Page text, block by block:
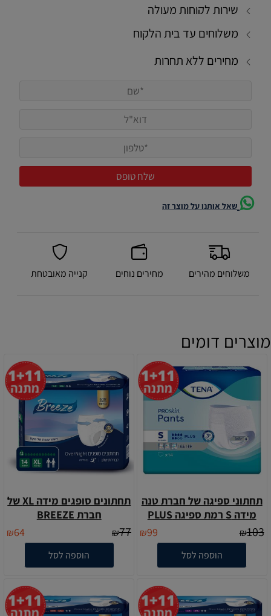
שירות לקוחות מעולה
משלוחים עד בית הלקוח
מחירים ללא תחרות
שאל אותנו על מוצר זה
משלוחים מהירים מחירים נוחים קנייה מאובטחת
מוצרים דומים
תחתוני ספיגה של חברת טנה
מידה S רמת ספיגה PLUS
₪103
₪99
הוספה לסל
תחתונים סופגים מידה XL של
חברת BREEZE
₪77
₪64
הוספה לסל